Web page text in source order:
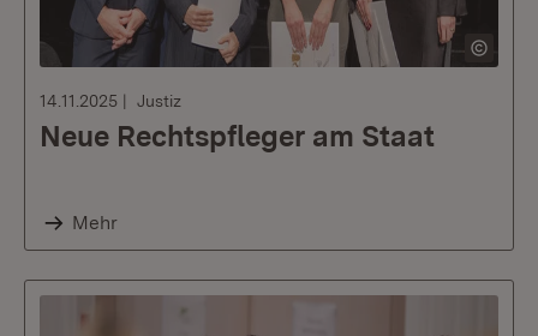
14.11.2025 Justiz
Neue Rechtspfleger am Staat
Mehr